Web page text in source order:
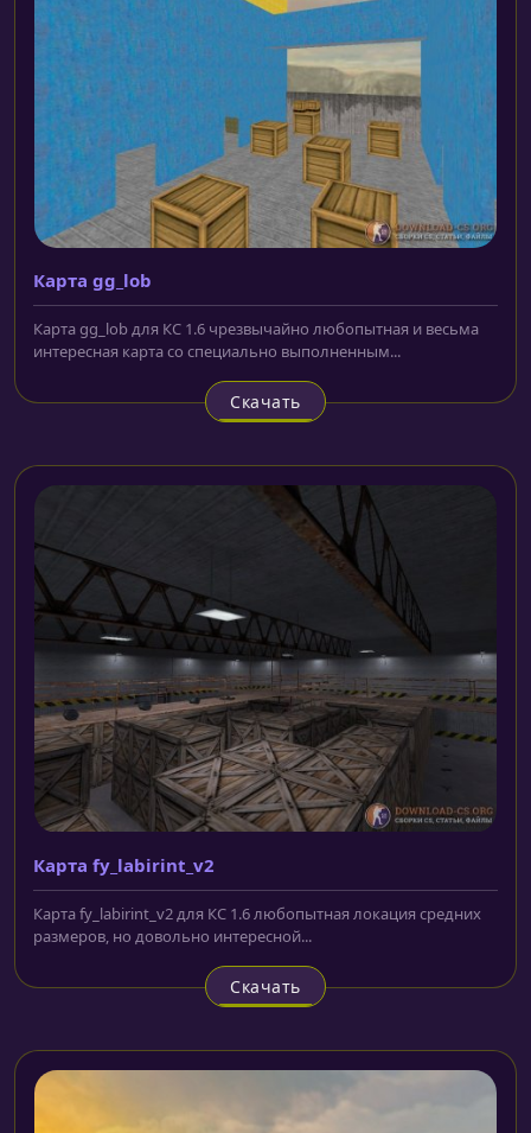
Карта gg_lob
Карта gg_lob для КС 1.6 чрезвычайно любопытная и весьма
интересная карта со специально выполненным...
Скачать
Карта fy_labirint_v2
Карта fy_labirint_v2 для КС 1.6 любопытная локация средних
размеров, но довольно интересной...
Скачать